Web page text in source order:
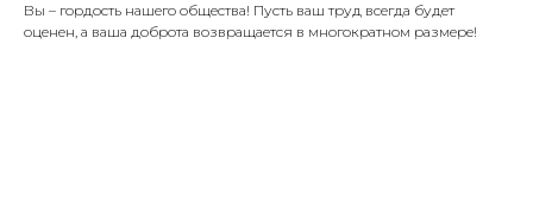
Вы – гордость нашего общества! Пусть ваш труд всегда будет
оценен, а ваша доброта возвращается в многократном размере!